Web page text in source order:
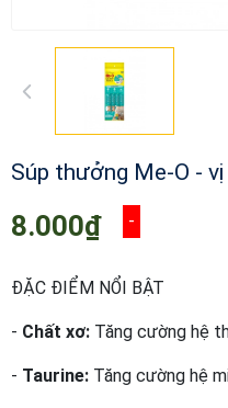
Súp thưởng Me-O -
8.000₫ -
ĐẶC ĐIỂM NỔI BẬT
- Chất xơ: Tăng cường hệ
- Taurine: Tăng cường hệ